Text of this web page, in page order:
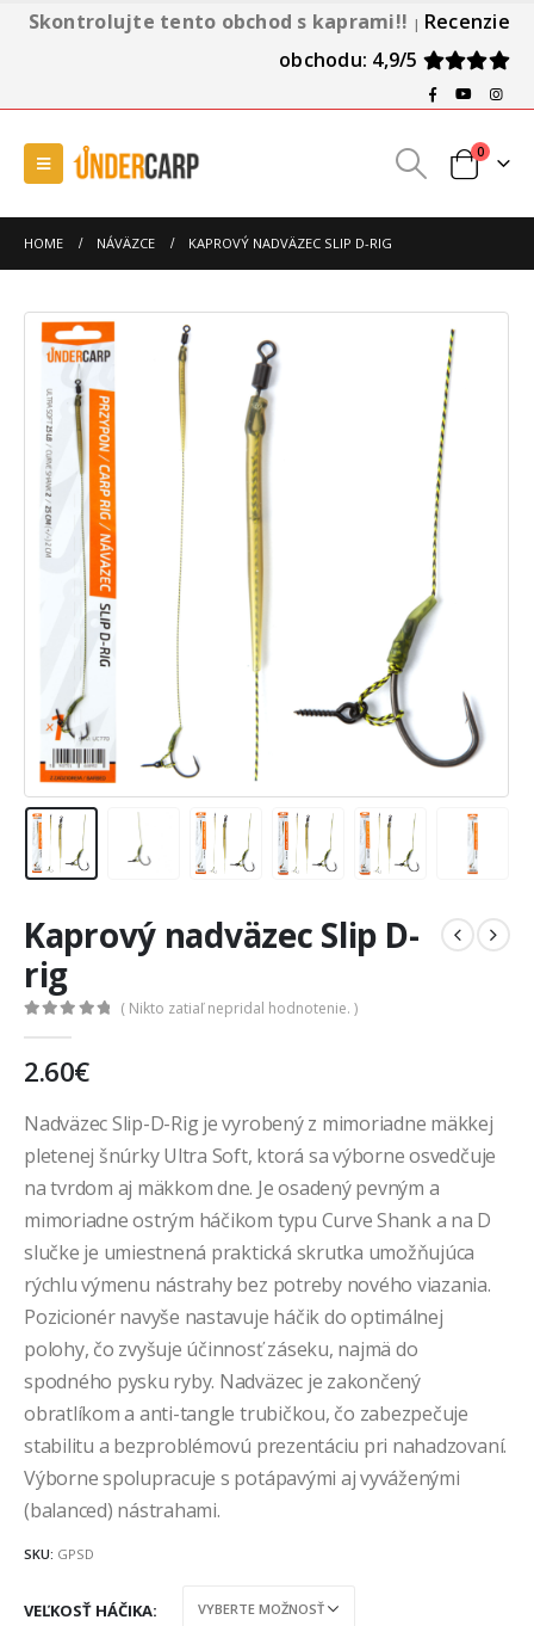
Skontrolujte tento obchod s kaprami!! | Recenzie
obchodu: 4,9/5
0
HOME NÁVÄZCE KAPROVÝ NADVÄZEC SLIP D-RIG
Kaprový nadväzec Slip D-
rig
( Nikto zatiaľ nepridal hodnotenie. )
2.60€
Nadväzec Slip-D-Rig je vyrobený z mimoriadne mäkkej
pletenej šnúrky Ultra Soft, ktorá sa výborne osvedčuje
na tvrdom aj mäkkom dne. Je osadený pevným a
mimoriadne ostrým háčikom typu Curve Shank a na D
slučke je umiestnená praktická skrutka umožňujúca
rýchlu výmenu nástrahy bez potreby nového viazania.
Pozicionér navyše nastavuje háčik do optimálnej
polohy, čo zvyšuje účinnosť záseku, najmä do
spodného pysku ryby. Nadväzec je zakončený
obratlíkom a anti-tangle trubičkou, čo zabezpečuje
stabilitu a bezproblémovú prezentáciu pri nahadzovaní.
Výborne spolupracuje s potápavými aj vyváženými
(balanced) nástrahami.
SKU: GPSD
VEĽKOSŤ HÁČIKA